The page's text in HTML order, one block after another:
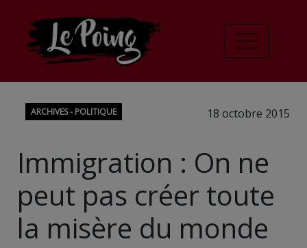
ARCHIVES - POLITIQUE 18 octobre 2015
Immigration : On ne
peut pas créer toute
la misère du monde